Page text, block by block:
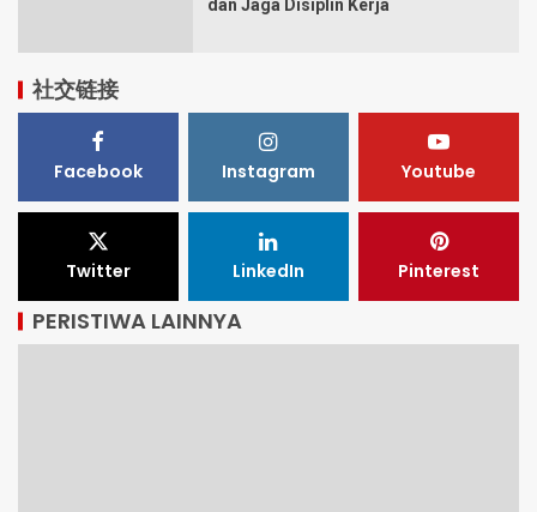
dan Jaga Disiplin Kerja
社交链接
Facebook Instagram Youtube
Twitter LinkedIn Pinterest
PERISTIWA LAINNYA